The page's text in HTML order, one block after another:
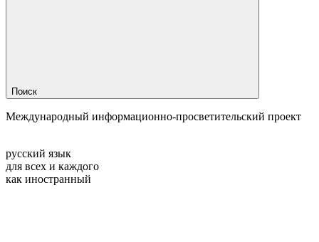
Поиск
Международный информационно-просветительский проект
русский язык
для всех и каждого
как иностранный